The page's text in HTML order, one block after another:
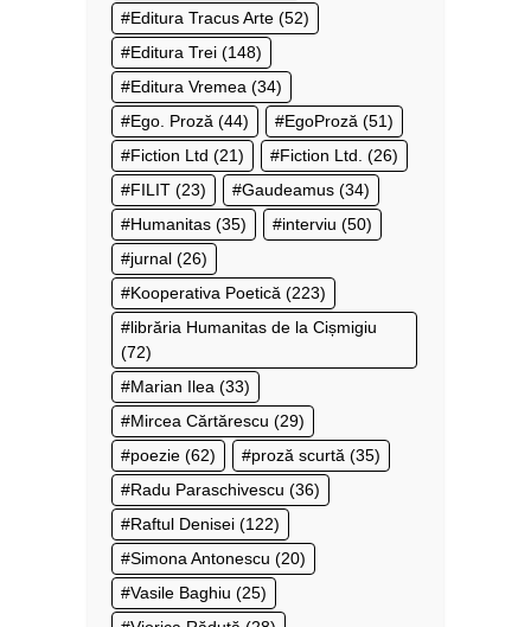
Editura Tracus Arte (52)
Editura Trei (148)
Editura Vremea (34)
Ego. Proză (44) EgoProză (51)
Fiction Ltd (21) Fiction Ltd. (26)
FILIT (23) Gaudeamus (34)
Humanitas (35) interviu (50)
jurnal (26)
Kooperativa Poetică (223)
librăria Humanitas de la Cișmigiu
(72)
Marian Ilea (33)
Mircea Cărtărescu (29)
poezie (62) proză scurtă (35)
Radu Paraschivescu (36)
Raftul Denisei (122)
Simona Antonescu (20)
Vasile Baghiu (25)